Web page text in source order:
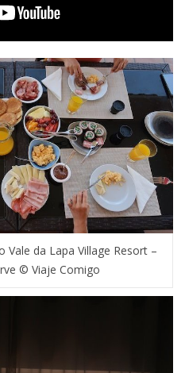
da Lapa Village Resort –
© Viaje Comigo